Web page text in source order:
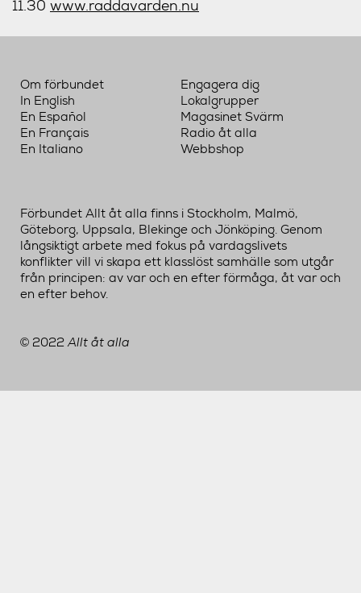
11.30 www.raddavarden.nu
Om förbundet
In English
En Español
En Français
En Italiano
Engagera dig
Lokalgrupper
Magasinet Svärm
Radio åt alla
Webbshop
Förbundet Allt åt alla finns i Stockholm, Malmö,
Göteborg, Uppsala, Blekinge och Jönköping. Genom
långsiktigt arbete med fokus på vardagslivets
konflikter vill vi skapa ett klasslöst samhälle som utgår
från principen: av var och en efter förmåga, åt var och
en efter behov.
© 2022Allt åt alla